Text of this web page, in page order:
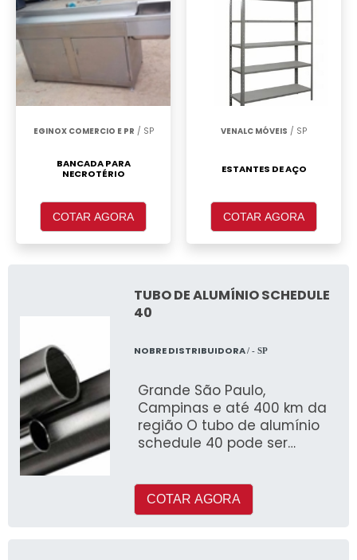
EGINOX COMERCIO E PR / SP
BANCADA PARA
NECROTÉRIO
COTAR AGORA
VENALC MÓVEIS / SP
ESTANTES DE AÇO
COTAR AGORA
TUBO DE ALUMÍNIO SCHEDULE
40
NOBRE DISTRIBUIDORA/ - SP
Grande São Paulo,
Campinas e até 400 km da
região O tubo de alumínio
schedule 40 pode ser
COTAR AGORA